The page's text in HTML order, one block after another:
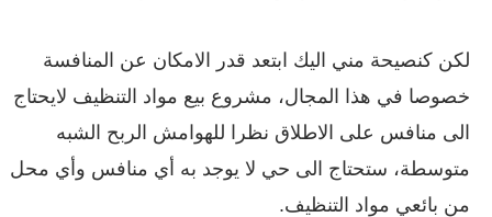
لكن كنصيحة مني اليك ابتعد قدر الامكان عن المنافسة
خصوصا في هذا المجال، مشروع بيع مواد التنظيف لايحتاج
الى منافس على الاطلاق نظرا للهوامش الربح الشبه
متوسطة، ستحتاج الى حي لا يوجد به أي منافس وأي محل
من بائعي مواد التنظيف.